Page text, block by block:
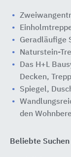
Geradläufige
Naturstein-
Das H+L
Decken,
Spiegel,
den
Beliebte Suchen